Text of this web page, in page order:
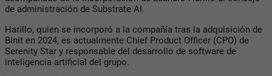
de administración de Substrate AI.
Harillo, quien se incorporó a la compañía tras la adquisición de
Binit en 2024, es actualmente Chief Product Officer (CPO) de
Serenity Star y responsable del desarrollo de software de
inteligencia artificial del grupo.